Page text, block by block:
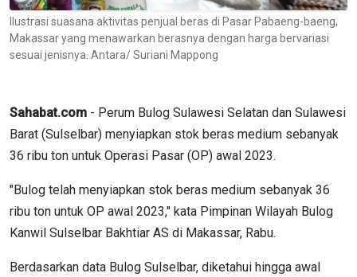
Ilustrasi suasana aktivitas penjual beras di Pasar Pabaeng-baeng,
Makassar yang menawarkan berasnya dengan harga bervariasi
sesuai jenisnya. Antara/ Suriani Mappong
Sahabat.com - Perum Bulog Sulawesi Selatan dan Sulawesi
Barat (Sulselbar) menyiapkan stok beras medium sebanyak
36 ribu ton untuk Operasi Pasar (OP) awal 2023.
"Bulog telah menyiapkan stok beras medium sebanyak 36
ribu ton untuk OP awal 2023," kata Pimpinan Wilayah Bulog
Kanwil Sulselbar Bakhtiar AS di Makassar, Rabu.
Berdasarkan data Bulog Sulselbar, diketahui hingga awal